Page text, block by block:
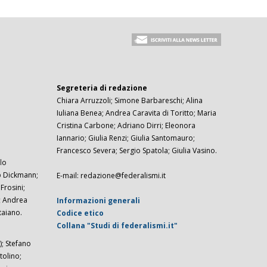
Dickmann;
Andrea
Stefano
Segreteria di redazione
Chiara Arruzzoli; Simone Barbareschi; Alina
Iuliana Benea; Andrea Caravita di Toritto; Maria
Cristina Carbone; Adriano Dirri; Eleonora
Iannario; Giulia Renzi; Giulia Santomauro;
Francesco Severa; Sergio Spatola; Giulia Vasino.
E-mail: redazione@federalismi.it
Informazioni generali
Codice etico
Collana "Studi di federalismi.it"